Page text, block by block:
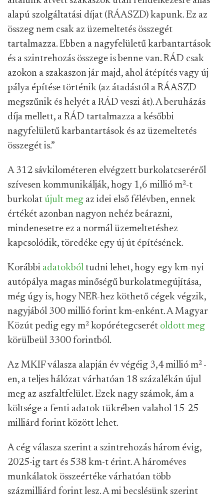
alapú szolgáltatási díjat (RÁASZD) kapunk. Ez az
összeg nem csak az üzemeltetés összegét
tartalmazza. Ebben a nagyfelületű karbantartások
és a szintrehozás összege is benne van. RÁD csak
azokon a szakaszon jár majd, ahol átépítés vagy új
pálya építése történik (az átadástól a RÁASZD
megszűnik és helyét a RÁD veszi át). A beruházás
díja mellett, a RÁD tartalmazza a későbbi
nagyfelületű karbantartások és az üzemeltetés
összegét is.”
A 312 sávkilométeren elvégzett burkolatcseréről
szívesen kommunikálják, hogy 1,6 millió m2-t
burkolat újult meg az idei első félévben, ennek
értékét azonban nagyon nehéz beárazni,
mindenesetre ez a normál üzemeltetéshez
kapcsolódik, töredéke egy új út építésének.
Korábbi adatokból tudni lehet, hogy egy km-nyi
autópálya magas minőségű burkolatmegújítása,
még úgy is, hogy NER-hez köthető cégek végzik,
nagyjából 300 millió forint km-enként. A Magyar
Közút pedig egy m2 kopórétegcserét oldott meg
körülbeül 3300 forintból.
Az MKIF válasza alapján év végéig 3,4 millió m2 -
en, a teljes hálózat várhatóan 18 százalékán újul
meg az aszfaltfelület. Ezek nagy számok, ám a
költsége a fenti adatok tükrében valahol 15-25
milliárd forint között lehet.
A cég válasza szerint a szintrehozás három évig,
2025-ig tart és 538 km-t érint. A hároméves
munkálatok összeértéke várhatóan több
százmilliárd forint lesz. A mi becslésünk szerint